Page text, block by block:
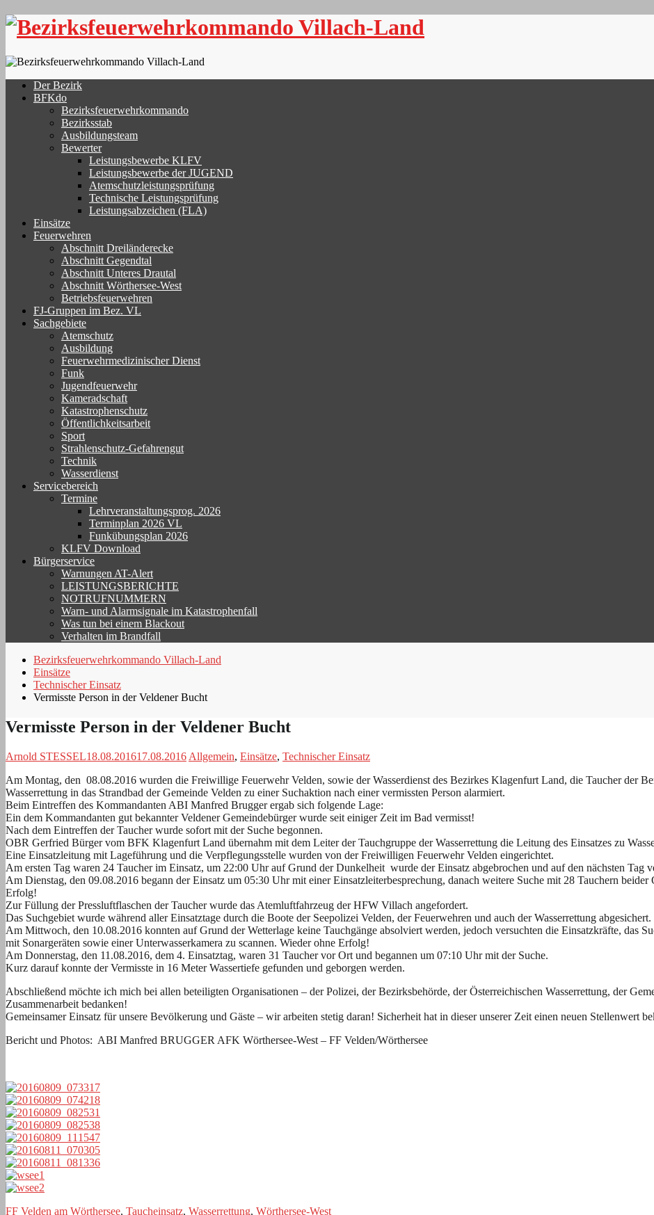
Skip
Der Bezirk
BFKdo
Bezirksfeuerwehrkommando
Bezirksstab
Ausbildungsteam
Bewerter
Leistungsbewerbe KLFV
Leistungsbewerbe der JUGEND
Atemschutzleistungsprüfung
Technische Leistungsprüfung
Leistungsabzeichen (FLA)
Einsätze
Feuerwehren
Abschnitt Dreiländerecke
Abschnitt Gegendtal
Abschnitt Unteres Drautal
Abschnitt Wörthersee-West
Betriebsfeuerwehren
FJ-Gruppen im Bez. VL
Sachgebiete
Atemschutz
Ausbildung
Feuerwehrmedizinischer Dienst
Funk
Jugendfeuerwehr
Kameradschaft
Katastrophenschutz
Öffentlichkeitsarbeit
Sport
Strahlenschutz-Gefahrengut
Technik
Wasserdienst
Servicebereich
Termine
Lehrveranstaltungsprog. 2026
Terminplan 2026 VL
Funkübungsplan 2026
KLFV Download
Bürgerservice
Warnungen AT-Alert
LEISTUNGSBERICHTE
NOTRUFNUMMERN
Warn- und Alarmsignale im Katastrophenfall
Was tun bei einem Blackout
Verhalten im Brandfall
Bezirksfeuerwehrkommando Villach-Land
Einsätze
Technischer Einsatz
Vermisste Person in der Veldener Bucht
Vermisste Person in der Veldener Bucht
Arnold STESSEL18.08.201617.08.2016 Allgemein, Einsätze, Technischer Einsatz
Am Montag, den 08.08.2016 wurden die Freiwillige Feuerwehr Velden, sowie der Wasserdienst des Bezirkes Klagenfurt Land, die Taucher der
Wasserrettung in das Strandbad der Gemeinde Velden zu einer Suchaktion nach einer vermissten Person alarmiert.
Beim Eintreffen des Kommandanten ABI Manfred Brugger ergab sich folgende Lage:
Ein dem Kommandanten gut bekannter Veldener Gemeindebürger wurde seit einiger Zeit im Bad vermisst!
Nach dem Eintreffen der Taucher wurde sofort mit der Suche begonnen.
OBR Gerfried Bürger vom BFK Klagenfurt Land übernahm mit dem Leiter der Tauchgruppe der Wasserrettung die Leitung des Einsatzes zu
Eine Einsatzleitung mit Lageführung und die Verpflegungsstelle wurden von der Freiwilligen Feuerwehr Velden eingerichtet.
Am ersten Tag waren 24 Taucher im Einsatz, um 22:00 Uhr auf Grund der Dunkelheit wurde der Einsatz abgebrochen und auf den nächsten Tag
Am Dienstag, den 09.08.2016 begann der Einsatz um 05:30 Uhr mit einer Einsatzleiterbesprechung, danach weitere Suche mit 28 Tauchern
Erfolg!
Zur Füllung der Pressluftflaschen der Taucher wurde das Atemluftfahrzeug der HFW Villach angefordert.
Das Suchgebiet wurde während aller Einsatztage durch die Boote der Seepolizei Velden, der Feuerwehren und auch der Wasserrettung abgesichert.
Am Mittwoch, den 10.08.2016 konnten auf Grund der Wetterlage keine Tauchgänge absolviert werden, jedoch versuchten die Einsatzkräfte, das
mit Sonargeräten sowie einer Unterwasserkamera zu scannen. Wieder ohne Erfolg!
Am Donnerstag, den 11.08.2016, dem 4. Einsatztag, waren 31 Taucher vor Ort und begannen um 07:10 Uhr mit der Suche.
Kurz darauf konnte der Vermisste in 16 Meter Wassertiefe gefunden und geborgen werden.
Abschließend möchte ich mich bei allen beteiligten Organisationen – der Polizei, der Bezirksbehörde, der Österreichischen Wasserrettung, der
Zusammenarbeit bedanken!
Gemeinsamer Einsatz für unsere Bevölkerung und Gäste – wir arbeiten stetig daran! Sicherheit hat in dieser unserer Zeit einen neuen Stellenwert
Bericht und Photos: ABI Manfred BRUGGER AFK Wörthersee-West – FF Velden/Wörthersee
FF Velden am Wörthersee, Taucheinsatz, Wasserrettung, Wörthersee-West